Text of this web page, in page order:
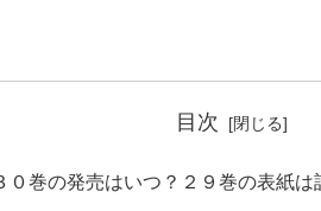
目次
０巻の発売はいつ？２９巻の表紙